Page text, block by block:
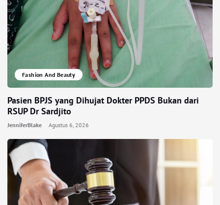
Fashion And Beauty
Pasien BPJS yang Dihujat Dokter PPDS Bukan dari
RSUP Dr Sardjito
JenniferBlake Agustus 6, 2026